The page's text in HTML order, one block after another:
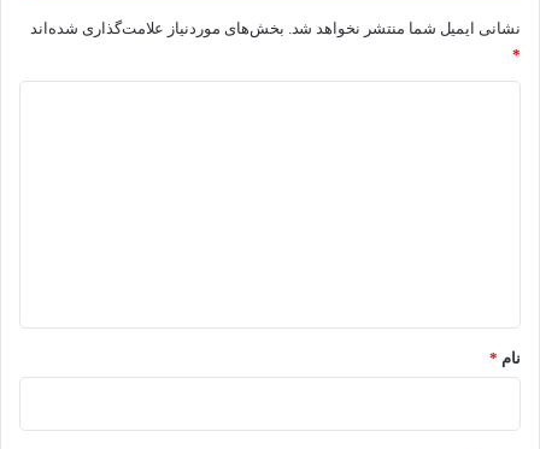
نشانی ایمیل شما منتشر نخواهد شد. بخش‌های موردنیاز علامت‌گذاری شده‌اند
*
نام *